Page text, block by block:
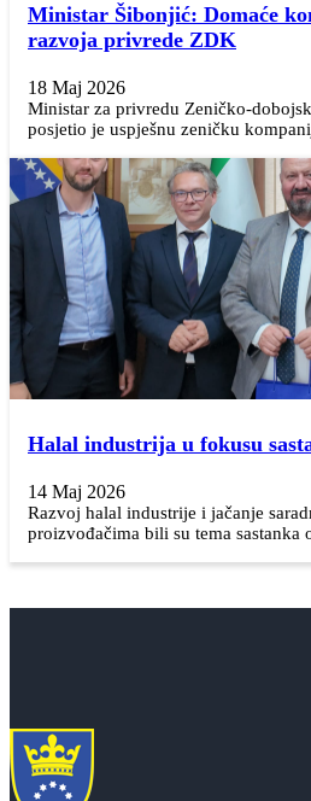
Ministar Šibonjić: Domaće
razvoja privrede ZDK
18 Maj 2026
Ministar za privredu Zeničko-
posjetio je uspješnu zeničku
Halal industrija u fokusu
14 Maj 2026
Razvoj halal industrije i jačanje
proizvođačima bili su tema sastanka